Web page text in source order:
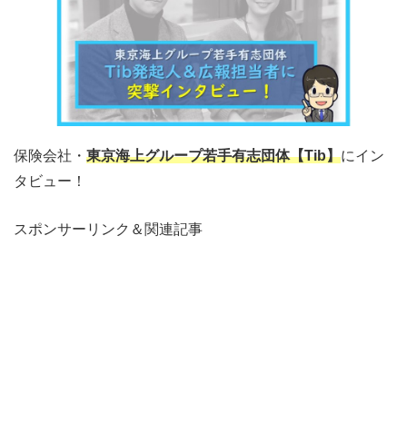
保険会社・ 東京海上グループ若手有志団体【Tib】にイン
タビュー！
スポンサーリンク＆関連記事